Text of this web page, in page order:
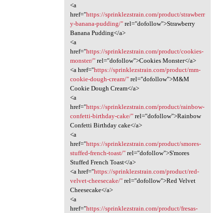
<a
href="https://sprinklezstrain.com/product/strawberr
y-banana-pudding/"rel="dofollow">Strawberry
Banana Pudding</a>
<a
href="https://sprinklezstrain.com/product/cookies-
monster/"rel="dofollow">Cookies Monster</a>
<a href="https://sprinklezstrain.com/product/mm-
cookie-dough-cream/"rel="dofollow">M&M
Cookie Dough Cream</a>
<a
href="https://sprinklezstrain.com/product/rainbow-
confetti-birthday-cake/"rel="dofollow">Rainbow
Confetti Birthday cake</a>
<a
href="https://sprinklezstrain.com/product/smores-
stuffed-french-toast/"rel="dofollow">S'mores
Stuffed French Toast</a>
<a href="https://sprinklezstrain.com/product/red-
velvet-cheesecake/"rel="dofollow">Red Velvet
Cheesecake</a>
<a
href="https://sprinklezstrain.com/product/fresas-